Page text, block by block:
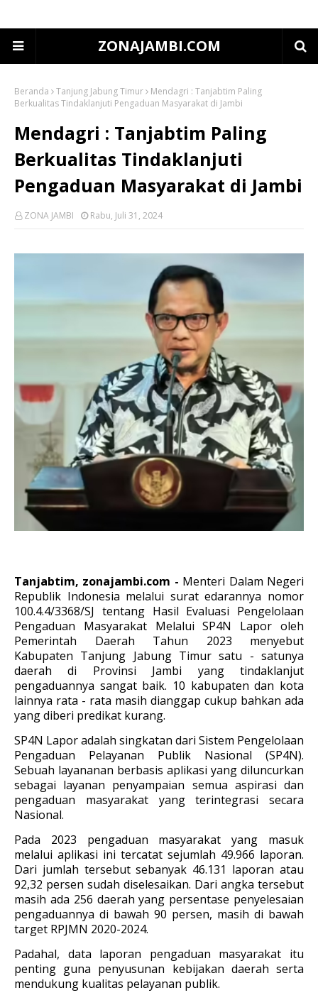
ZONAJAMBI.COM
Beranda Tanjung Jabung Timur
Mendagri : Tanjabtim Paling
Berkualitas Tindaklanjuti Pengaduan Masyarakat di Jambi
Mendagri : Tanjabtim Paling
Berkualitas Tindaklanjuti
Pengaduan Masyarakat di Jambi
ZONA JAMBI Rabu, Juli 31, 2024
Tanjabtim, zonajambi.com - Menteri Dalam Negeri
Republik Indonesia melalui surat edarannya nomor
100.4.4/3368/SJ tentang Hasil Evaluasi Pengelolaan
Pengaduan Masyarakat Melalui SP4N Lapor oleh
Pemerintah Daerah Tahun 2023 menyebut
Kabupaten Tanjung Jabung Timur satu - satunya
daerah di Provinsi Jambi yang tindaklanjut
pengaduannya sangat baik. 10 kabupaten dan kota
lainnya rata - rata masih dianggap cukup bahkan ada
yang diberi predikat kurang.
SP4N Lapor adalah singkatan dari Sistem Pengelolaan
Pengaduan Pelayanan Publik Nasional (SP4N).
Sebuah layananan berbasis aplikasi yang diluncurkan
sebagai layanan penyampaian semua aspirasi dan
pengaduan masyarakat yang terintegrasi secara
Nasional.
Pada 2023 pengaduan masyarakat yang masuk
melalui aplikasi ini tercatat sejumlah 49.966 laporan.
Dari jumlah tersebut sebanyak 46.131 laporan atau
92,32 persen sudah diselesaikan. Dari angka tersebut
masih ada 256 daerah yang persentase penyelesaian
pengaduannya di bawah 90 persen, masih di bawah
target RPJMN 2020-2024.
Padahal, data laporan pengaduan masyarakat itu
penting guna penyusunan kebijakan daerah serta
mendukung kualitas pelayanan publik.